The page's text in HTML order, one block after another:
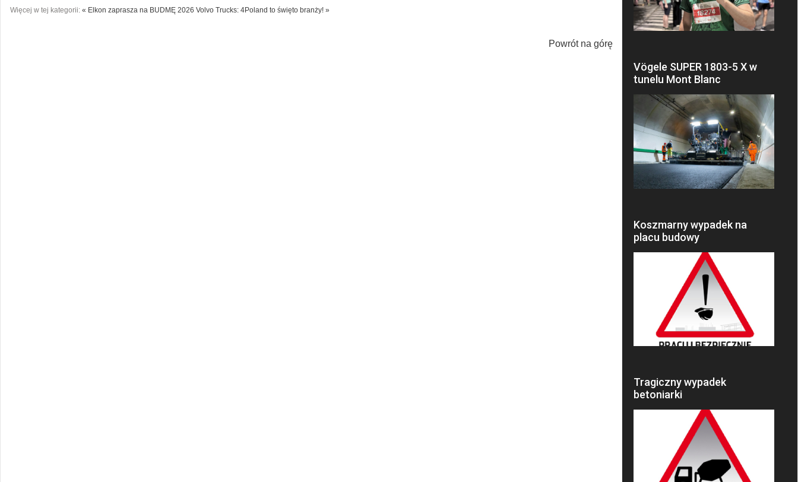
Więcej w tej kategorii: « Elkon zaprasza na BUDMĘ 2026 Volvo Trucks: 4Poland to święto branży! »
Powrót na górę
Vögele SUPER 1803-5 X w
tunelu Mont Blanc
Koszmarny wypadek na
placu budowy
Tragiczny wypadek
betoniarki